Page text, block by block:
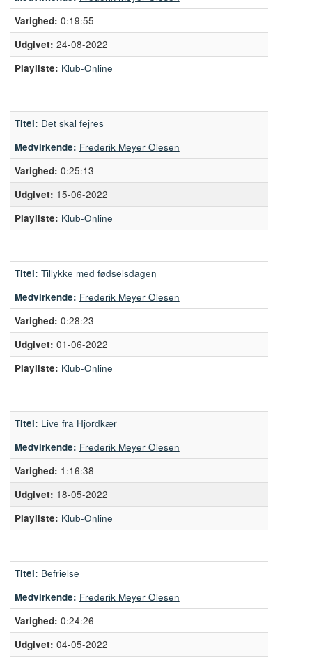
0:19:55
24-08-2022
Playliste: Klub-Online
Titel: Det skal fejres
Medvirkende: Frederik Meyer Olesen
0:25:13
15-06-2022
Playliste: Klub-Online
Titel: Tillykke med fødselsdagen
Medvirkende: Frederik Meyer Olesen
0:28:23
01-06-2022
Playliste: Klub-Online
Titel: Live fra Hjordkær
Medvirkende: Frederik Meyer Olesen
1:16:38
18-05-2022
Playliste: Klub-Online
Titel: Befrielse
Medvirkende: Frederik Meyer Olesen
0:24:26
04-05-2022